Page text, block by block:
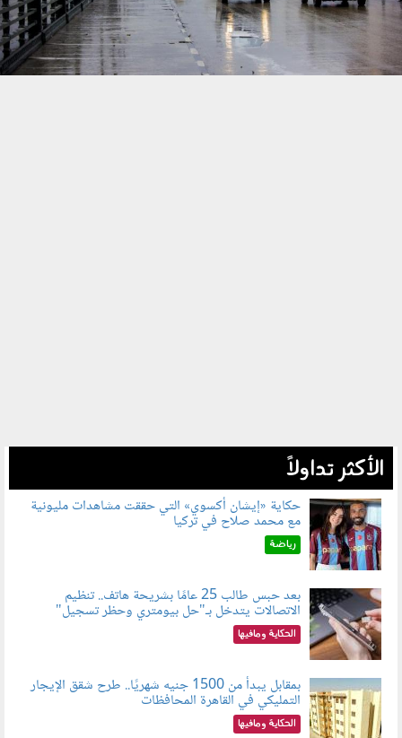
الأكثر تداولاً
080802.jpg
حكاية «إيشان أكسوي» التي حققت مشاهدات مليونية
مع محمد صلاح في تركيا
رياضة
080803.jpg
بعد حبس طالب 25 عامًا بشريحة هاتف.. تنظيم
الاتصالات يتدخل بـ"حل بيومتري وحظر تسجيل"
الحكاية ومافيها
080801.jpg
بمقابل يبدأ من 1500 جنيه شهريًا.. طرح شقق الإيجار
التمليكي في القاهرة المحافظات
الحكاية ومافيها